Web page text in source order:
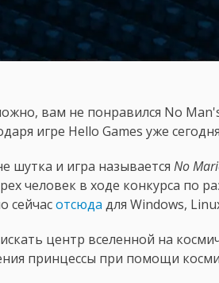
вам не понравился No
игре Hello Games уже
шутка и игра называется No
человек в ходе конкурса по
сейчасотсюда для Windows,
центр вселенной на
принцессы при помощи